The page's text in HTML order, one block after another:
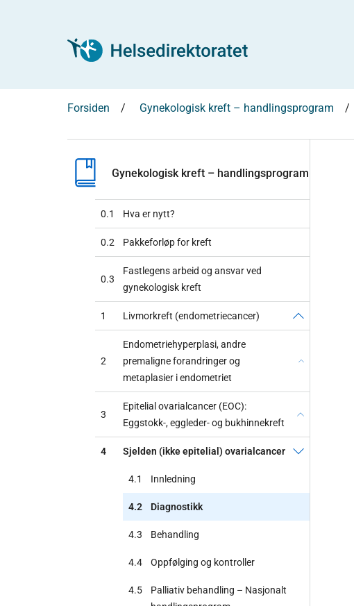
Forsiden Gynekologisk kreft – handlingsprogram
Gynekologisk kreft – handlingsprogram
0.1 Hva er nytt?
0.2 Pakkeforløp for kreft
0.3
Fastlegens arbeid og ansvar ved
gynekologisk kreft
1 Livmorkreft (endometriecancer)
2
Endometriehyperplasi, andre
premaligne forandringer og
metaplasier i endometriet
3
Epitelial ovarialcancer (EOC):
Eggstokk-, eggleder- og bukhinnekreft
4 Sjelden (ikke epitelial) ovarialcancer
4.1 Innledning
4.2 Diagnostikk
4.3 Behandling
4.4 Oppfølging og kontroller
4.5
Palliativ behandling – Nasjonalt